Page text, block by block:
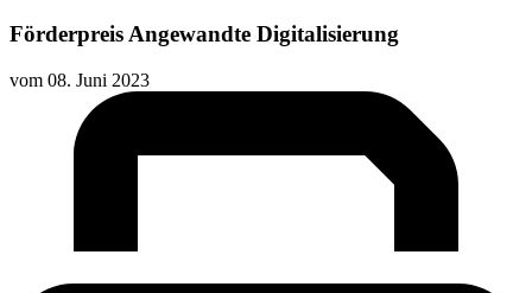
Förderpreis Angewandte Digitalisierung
vom 08. Juni 2023